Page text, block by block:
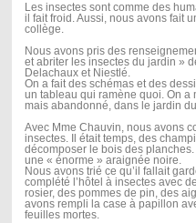
Les insectes sont comme des
il fait froid. Aussi, nous avons fait
collège.
Nous avons pris des
et abriter les insectes du jardin »
Delachaux et Niestlé.
On a fait des schémas et des
un tableau qui ramène quoi. On a
mais abandonné, dans le jardin
Avec Mme Chauvin, nous avons
insectes. Il était temps, des
décomposer le bois des
une « énorme » araignée noire.
Nous avons trié ce qu’il fallait
complété l’hôtel à insectes avec
rosier, des pommes de pin, des
avons rempli la case à papillon
feuilles mortes.